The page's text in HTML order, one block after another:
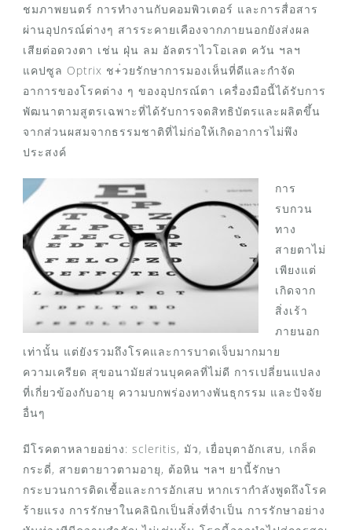
ชมภาพยนตร์ การทำงานกับคอมพิวเตอร์ และการสื่อสาร
ผ่านอุปกรณ์ต่างๆ สารระคายเคืองจากภายนอกยังส่งผล
เสียต่อดวงตา เช่น ฝุ่น ลม อัลตราไวโอเลต ควัน ฯลฯ
แคปซูล Optrix ช+่วยรักษาการมองเห็นที่ดีและกำจัด
อาการของโรคต่าง ๆ ของอุปกรณ์ตา เครื่องมือนี้ได้รับการ
พัฒนาตามสูตรเฉพาะที่ได้รับการจดสิทธิบัตรและผลิตขึ้น
จากส่วนผสมจากธรรมชาติที่ไม่ก่อให้เกิดอาการไม่พึง
ประสงค์
การ
รบกวน
ทาง
สายตาไม่
เพียงแต่
เกิดจาก
สิ่งเร้า
ภายนอก
เท่านั้น แต่ยังรวมถึงโรคและการบาดเจ็บมากมาย
ความเครียด สุขอนามัยส่วนบุคคลที่ไม่ดี การเปลี่ยนแปลง
ที่เกี่ยวข้องกับอายุ ความบกพร่องทางพันธุกรรม และปัจจัย
อื่นๆ
มีโรคตาหลายอย่าง: scleritis, มัว, เยื่อบุตาอักเสบ, เกล็ด
กระดี่, สายตายาวตามอายุ, ต้อหิน ฯลฯ ยานี้รักษา
กระบวนการติดเชื้อและการอักเสบ หากเรากำลังพูดถึงโรค
ร้ายแรง การรักษาในคลินิกเป็นสิ่งที่จำเป็น การรักษาอย่าง